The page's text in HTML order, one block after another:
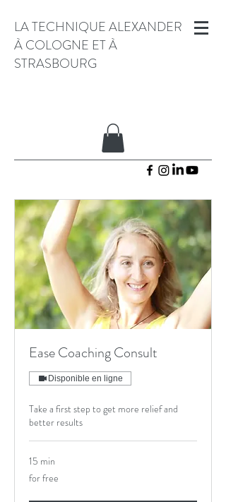
LA TECHNIQUE ALEXANDER
À COLOGNE ET À
STRASBOURG
Ease Coaching Consult
Disponible en ligne
Take a first step to get more relief and
better results
15 min
for
free
for free